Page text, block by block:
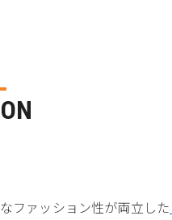
ファッション性が両立した